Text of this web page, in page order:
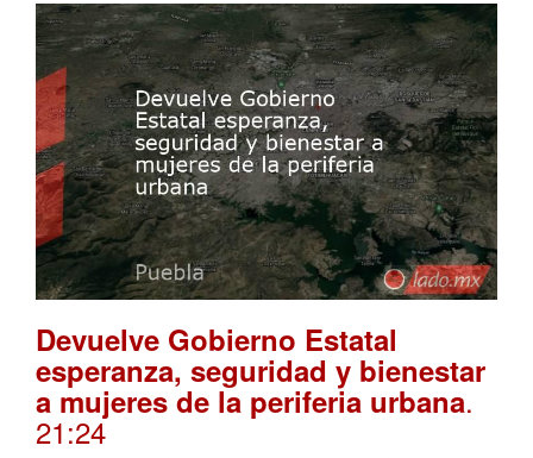
Devuelve Gobierno Estatal
esperanza, seguridad y bienestar
a mujeres de la periferia urbana.
21:24